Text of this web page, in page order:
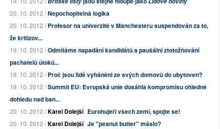
20. 10. 2012 /Nepochopitelná logika
20. 10. 2012 /Profesor na univerzitě v Manchesteru suspendován za to,
že kritizov...
19. 10. 2012 /Odmítáme napadání kandidátů a paušální ztotožňování
pachatelů útoků...
19. 10. 2012 /Proč jsou lidé vyháněni ze svých domovů do ubytoven?
19. 10. 2012 /Summit EU: Evropská unie dosáhla kompromisu ohledně
dohledu nad ban...
20. 10. 2012 /Karel Dolejší Eurohujeři všech zemí, spojte se!
20. 10. 2012 /Karel Dolejší Je "peanut butter" máslo?